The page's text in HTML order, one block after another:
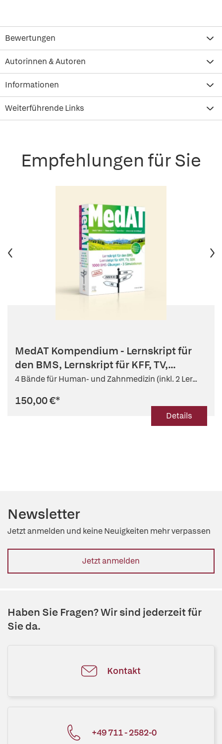
Bewertungen
Autorinnen & Autoren
Informationen
Weiterführende Links
Empfehlungen für Sie
MedAT Kompendium - Lernskript für
den BMS, Lernskript für KFF, TV,...
4 Bände für Human- und Zahnmedizin (inkl. 2 Ler...
150,00 €*
Details
Newsletter
Jetzt anmelden und keine Neuigkeiten mehr verpassen
Jetzt anmelden
Haben Sie Fragen? Wir sind jederzeit für
Sie da.
Kontakt
+49 711 - 2582-0